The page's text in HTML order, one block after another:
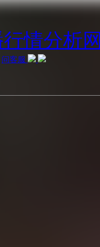
问客服